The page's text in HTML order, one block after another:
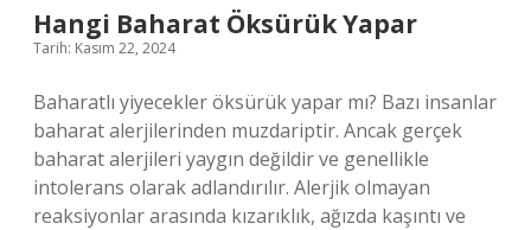
Hangi Baharat Öksürük Yapar
Tarih: Kasım 22, 2024
Baharatlı yiyecekler öksürük yapar mı? Bazı insanlar
baharat alerjilerinden muzdariptir. Ancak gerçek
baharat alerjileri yaygın değildir ve genellikle
intolerans olarak adlandırılır. Alerjik olmayan
reaksiyonlar arasında kızarıklık, ağızda kaşıntı ve